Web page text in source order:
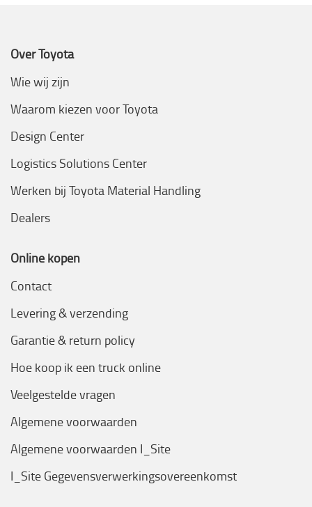
Over Toyota
Wie wij zijn
Waarom kiezen voor Toyota
Design Center
Logistics Solutions Center
Werken bij Toyota Material Handling
Dealers
Online kopen
Contact
Levering & verzending
Garantie & return policy
Hoe koop ik een truck online
Veelgestelde vragen
Algemene voorwaarden
Algemene voorwaarden I_Site
I_Site Gegevensverwerkingsovereenkomst